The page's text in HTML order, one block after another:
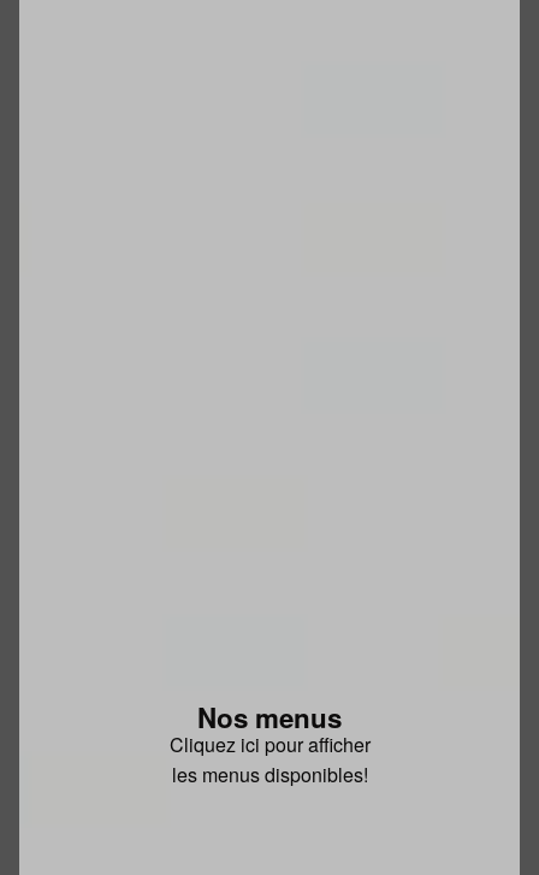
Nos menus
Cliquez ici pour afficher
les menus disponibles!